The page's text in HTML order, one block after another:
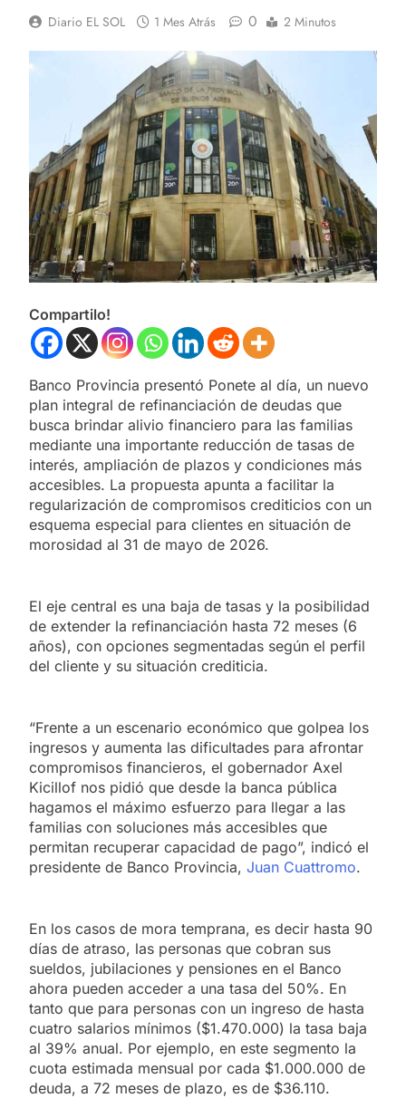
Diario EL SOL 1 Mes Atrás 0 2 Minutos
Compartilo!
Banco Provincia presentó Ponete al día, un nuevo
plan integral de refinanciación de deudas que
busca brindar alivio financiero para las familias
mediante una importante reducción de tasas de
interés, ampliación de plazos y condiciones más
accesibles. La propuesta apunta a facilitar la
regularización de compromisos crediticios con un
esquema especial para clientes en situación de
morosidad al 31 de mayo de 2026.
El eje central es una baja de tasas y la posibilidad
de extender la refinanciación hasta 72 meses (6
años), con opciones segmentadas según el perfil
del cliente y su situación crediticia.
“Frente a un escenario económico que golpea los
ingresos y aumenta las dificultades para afrontar
compromisos financieros, el gobernador Axel
Kicillof nos pidió que desde la banca pública
hagamos el máximo esfuerzo para llegar a las
familias con soluciones más accesibles que
permitan recuperar capacidad de pago”, indicó el
presidente de Banco Provincia, Juan Cuattromo.
En los casos de mora temprana, es decir hasta 90
días de atraso, las personas que cobran sus
sueldos, jubilaciones y pensiones en el Banco
ahora pueden acceder a una tasa del 50%. En
tanto que para personas con un ingreso de hasta
cuatro salarios mínimos ($1.470.000) la tasa baja
al 39% anual. Por ejemplo, en este segmento la
cuota estimada mensual por cada $1.000.000 de
deuda, a 72 meses de plazo, es de $36.110.